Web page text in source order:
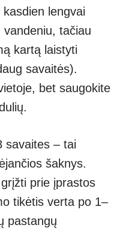
lengvai
tačiau
kartą laistyti
savaitės).
bet saugokite
savaites – tai
šaknys.
prie įprastos
tikėtis verta po 1–
pastangų